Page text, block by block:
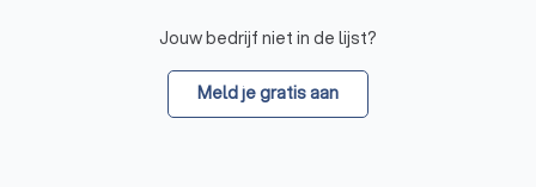
Jouw bedrijf niet in de lijst?
Meld je gratis aan